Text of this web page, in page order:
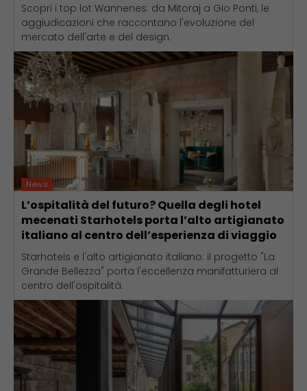
Scopri i top lot Wannenes: da Mitoraj a Gio Ponti, le
aggiudicazioni che raccontano l'evoluzione del
mercato dell'arte e del design.
News
L’ospitalità del futuro? Quella degli hotel
mecenati Starhotels porta l’alto artigianato
italiano al centro dell’esperienza di viaggio
Starhotels e l'alto artigianato italiano: il progetto "La
Grande Bellezza" porta l'eccellenza manifatturiera al
centro dell'ospitalità.